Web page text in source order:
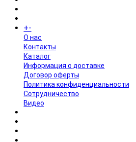
+-
O нас
Контакты
Каталог
Информация о доставке
Договор оферты
Политика конфиденциальности
Сотрудничество
Видео